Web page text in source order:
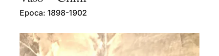
Epoca: 1898-1902